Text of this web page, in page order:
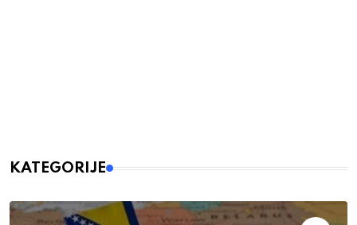
KATEGORIJE